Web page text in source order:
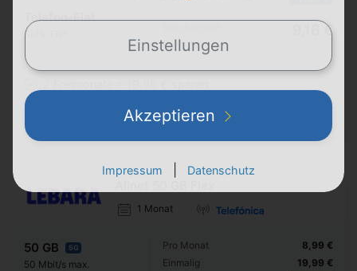
Telefon-Flat
SMS-Flat
p. Monat
9,16 €
Zum Tarif
1 Monat
50 GB 5G
50 Mbit/s max.
Pro Monat
Einmalig
8,99 €
19,99 €
Einstellungen
Akzeptieren
Impressum Datenschutz